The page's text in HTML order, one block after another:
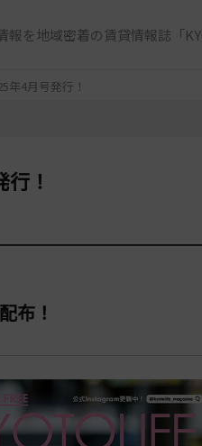
報を地域密着の賃貸情報誌「
年4月号発行！
行！
布！